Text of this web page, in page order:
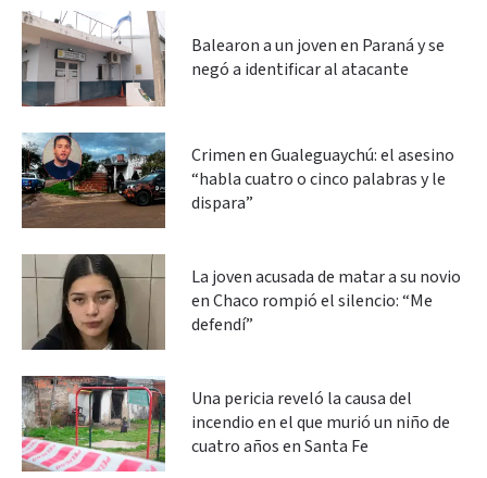
Balearon a un joven en Paraná y se
negó a identificar al atacante
Crimen en Gualeguaychú: el asesino
“habla cuatro o cinco palabras y le
dispara”
La joven acusada de matar a su novio
en Chaco rompió el silencio: “Me
defendí”
Una pericia reveló la causa del
incendio en el que murió un niño de
cuatro años en Santa Fe